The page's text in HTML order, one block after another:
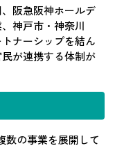
阪急阪神ホールデ
神戸市・神奈川
ナーシップを結ん
が連携する体制が
数の事業を展開して